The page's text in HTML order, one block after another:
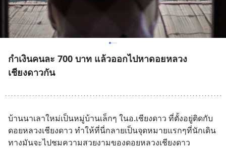
กำเงินคนละ 700 บาท แล้วออกไปหาดอยหลวง
เชียงดาวกัน
บ้านนาเลาใหม่เป็นหมู่บ้านเล็กๆ ในอ.เชียงดาว ที่ตั้งอยู่ติดกับ
ดอยหลวงเชียงดาว ทำให้ที่นี่กลายเป็นจุดหมายแรกๆที่นักเดิน
ทางมันจะไปชมความสวยงามของดอยหลวงเชียงดาว